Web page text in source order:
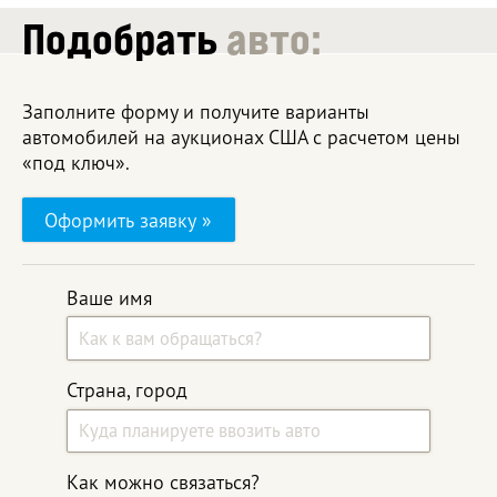
Подобратьавто:
Заполните форму и получите варианты
автомобилей на аукционах США с расчетом цены
«под ключ».
Ваше имя
Страна, город
Как можно связаться?
Оформить заявку »